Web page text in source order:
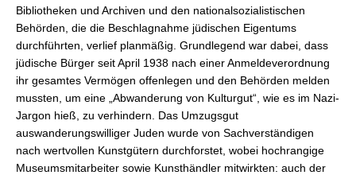
Bibliotheken und Archiven und den nationalsozialistischen
Behörden, die die Beschlagnahme jüdischen Eigentums
durchführten, verlief planmäßig. Grundlegend war dabei, dass
jüdische Bürger seit April 1938 nach einer Anmeldeverordnung
ihr gesamtes Vermögen offenlegen und den Behörden melden
mussten, um eine „Abwanderung von Kulturgut“, wie es im Nazi-
Jargon hieß, zu verhindern. Das Umzugsgut
auswanderungswilliger Juden wurde von Sachverständigen
nach wertvollen Kunstgütern durchforstet, wobei hochrangige
Museumsmitarbeiter sowie Kunsthändler mitwirkten: auch der